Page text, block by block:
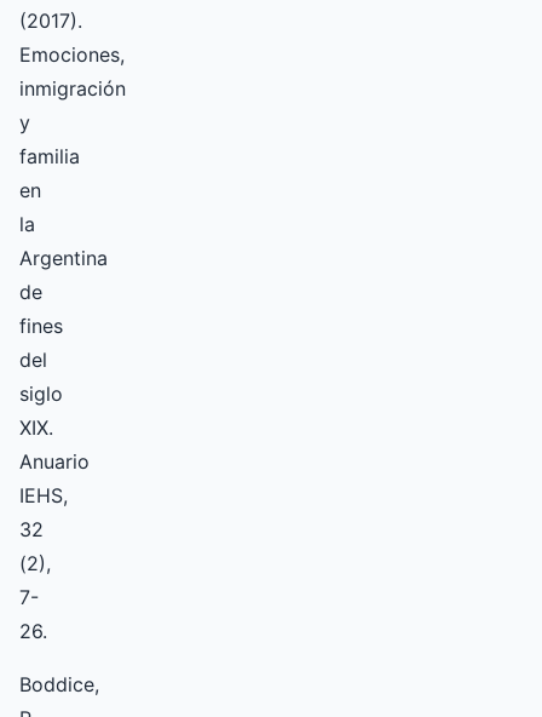
(2017).
Emociones,
inmigración
y
familia
en
la
Argentina
de
fines
del
siglo
XIX.
Anuario
IEHS,
32
(2),
7-
26.
Boddice,